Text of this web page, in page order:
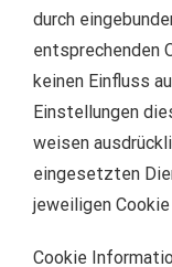
durch
entsprechenden
keinen Einfluss
Einstellungen
weisen
eingesetzten
jeweiligen
Cookie